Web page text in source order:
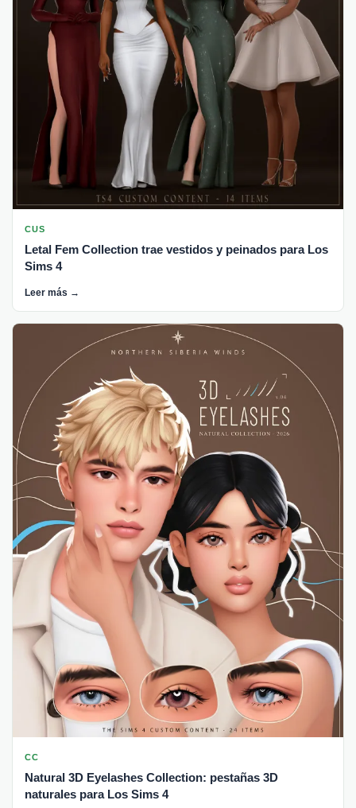
CUS
Letal Fem Collection trae vestidos y peinados para Los
Sims 4
Leer más →
CC
Natural 3D Eyelashes Collection: pestañas 3D
naturales para Los Sims 4